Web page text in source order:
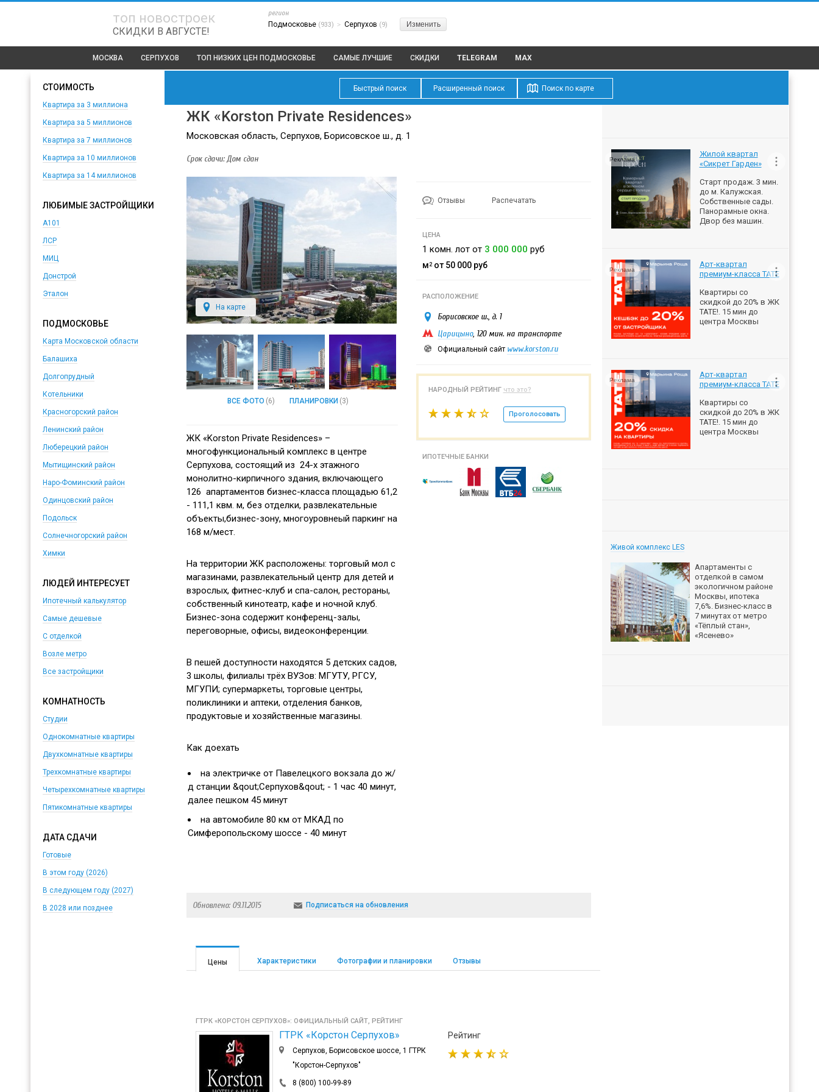
топ новостроек
СКИДКИ В АВГУСТЕ!
регион
Подмосковье (933) > Серпухов (9) Изменить
МОСКВА СЕРПУХОВ ТОП НИЗКИХ ЦЕН ПОДМОСКОВЬЕ САМЫЕ ЛУЧШИЕ СКИДКИ TELEGRAM MAX
СТОИМОСТЬ
Квартира за 3 миллиона
Квартира за 5 миллионов
Квартира за 7 миллионов
Квартира за 10 миллионов
Квартира за 14 миллионов
ЛЮБИМЫЕ ЗАСТРОЙЩИКИ
А101
ЛСР
МИЦ
Донстрой
Эталон
ПОДМОСКОВЬЕ
Карта Московской области
Балашиха
Долгопрудный
Котельники
Красногорский район
Ленинский район
Люберецкий район
Мытищинский район
Наро-Фоминский район
Одинцовский район
Подольск
Солнечногорский район
Химки
ЛЮДЕЙ ИНТЕРЕСУЕТ
Ипотечный калькулятор
Самые дешевые
С отделкой
Возле метро
Все застройщики
КОМНАТНОСТЬ
Студии
Однокомнатные квартиры
Двухкомнатные квартиры
Трехкомнатные квартиры
Четырехкомнатные квартиры
Пятикомнатные квартиры
ДАТА СДАЧИ
Готовые
В этом году (2026)
В следующем году (2027)
В 2028 или позднее
Быстрый поиск Расширенный поиск Поиск по карте
ЖК «Korston Private Residences»
Московская область, Серпухов, Борисовское ш., д. 1
Срок сдачи: Дом сдан
Отзывы Распечатать
На карте
ВСЕ ФОТО (6) ПЛАНИРОВКИ (3)
ЖК «Korston Private Residences» –
многофункциональный комплекс в центре
Серпухова, состоящий из 24-х этажного
монолитно-кирпичного здания, включающего
126 апартаментов бизнес-класса площадью 61,2
- 111,1 квм. м, без отделки, развлекательные
объекты,бизнес-зону, многоуровнеый паркинг на
168 м/мест.
На территории ЖК расположены: торговый мол с
магазинами, развлекательный центр для детей и
взрослых, фитнес-клуб и спа-салон, рестораны,
собственный кинотеатр, кафе и ночной клуб.
Бизнес-зона содержит конференц-залы,
переговорные, офисы, видеоконференции.
В пешей доступности находятся 5 детских садов,
3 школы, филиалы трёх ВУЗов: МГУТУ, РГСУ,
МГУПИ; супермаркеты, торговые центры,
поликлиники и аптеки, отделения банков,
продуктовые и хозяйственные магазины.
Как доехать
на электричке от Павелецкого вокзала до ж/
д станции &qout;Серпухов&qout; - 1 час 40 минут,
далее пешком 45 минут
на автомобиле 80 км от МКАД по
Симферопольскому шоссе - 40 минут
ЦЕНА
1 комн. лот от 3 000 000 руб
м 2 от 50 000 руб
РАСПОЛОЖЕНИЕ
Борисовское ш., д. 1
Царицыно, 120 мин. на транспорте
Официальный сайт www.korston.ru
НАРОДНЫЙ РЕЙТИНГ что это?
Проголосовать
ИПОТЕЧНЫЕ БАНКИ
Обновлено: 09.11.2015 Подписаться на обновления
Цены Характеристики Фотографии и планировки Отзывы
ГТРК «КОРСТОН СЕРПУХОВ»: ОФИЦИАЛЬНЫЙ САЙТ, РЕЙТИНГ
ГТРК «Корстон Серпухов»
Серпухов, Борисовское шоссе, 1 ГТРК
"Корстон-Серпухов"
8 (800) 100-99-89
Рейтинг
Жилой квартал
«Сикрет Гарден»
Старт продаж. 3 мин.
до м. Калужская.
Собственные сады.
Панорамные окна.
Двор без машин.
Реклама
Арт-квартал
премиум-класса ТАТЕ
Квартиры со
скидкой до 20% в ЖК
ТАТЕ!. 15 мин до
центра Москвы
Реклама
Арт-квартал
премиум-класса ТАТЕ
Квартиры со
скидкой до 20% в ЖК
ТАТЕ!. 15 мин до
центра Москвы
Реклама
Живой комплекс LES
Апартаменты с
отделкой в самом
экологичном районе
Москвы, ипотека
7,6%. Бизнес-класс в
7 минутах от метро
«Тёплый стан»,
«Ясенево»